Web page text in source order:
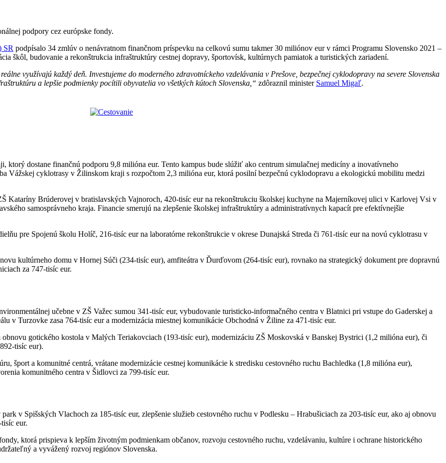
podpory cez európske fondy.
SR podpísalo 34 zmlúv o nenávratnom finančnom príspevku na celkovú sumu takmer 30 miliónov eur v rámci Programu Slovensko 2021 –
škôl, budovanie a rekonštrukcia infraštruktúry cestnej dopravy, športovísk, kultúrnych pamiatok a turistických zariadení.
využívajú každý deň. Investujeme do moderného zdravotníckeho vzdelávania v Prešove, bezpečnej cyklodopravy na severe Slovenska
a lepšie podmienky pocítili obyvatelia vo všetkých kútoch Slovenska,“ zdôraznil minister Samuel Migaľ.
dostane finančnú podporu 9,8 milióna eur. Tento kampus bude slúžiť ako centrum simulačnej medicíny a inovatívneho
Vážskej cyklotrasy v Žilinskom kraji s rozpočtom 2,3 milióna eur, ktorá posilní bezpečnú cyklodopravu a ekologickú mobilitu medzi
Kataríny Brúderovej v bratislavských Vajnoroch, 420-tisíc eur na rekonštrukciu školskej kuchyne na Majerníkovej ulici v Karlovej Vsi v
samosprávneho kraja. Financie smerujú na zlepšenie školskej infraštruktúry a administratívnych kapacít pre efektívnejšie
pre Spojenú školu Holíč, 216-tisíc eur na laboratórne rekonštrukcie v okrese Dunajská Streda či 761-tisíc eur na novú cyklotrasu v
kultúrneho domu v Hornej Súči (234-tisíc eur), amfiteátra v Ďurďovom (264-tisíc eur), rovnako na strategický dokument pre dopravnú
za 747-tisíc eur.
učebne v ZŠ Važec sumou 341-tisíc eur, vybudovanie turisticko-informačného centra v Blatnici pri vstupe do Gaderskej a
v Turzovke zasa 764-tisíc eur a modernizácia miestnej komunikácie Obchodná v Žiline za 471-tisíc eur.
gotického kostola v Malých Teriakovciach (193-tisíc eur), modernizáciu ZŠ Moskovská v Banskej Bystrici (1,2 milióna eur), či
tisíc eur).
šport a komunitné centrá, vrátane modernizácie cestnej komunikácie k stredisku cestovného ruchu Bachledka (1,8 milióna eur),
komunitného centra v Šidlovci za 799-tisíc eur.
v Spišských Vlachoch za 185-tisíc eur, zlepšenie služieb cestovného ruchu v Podlesku – Hrabušiciach za 203-tisíc eur, ako aj obnovu
eur.
ktorá prispieva k lepším životným podmienkam občanov, rozvoju cestovného ruchu, vzdelávaniu, kultúre i ochrane historického
a vyvážený rozvoj regiónov Slovenska.